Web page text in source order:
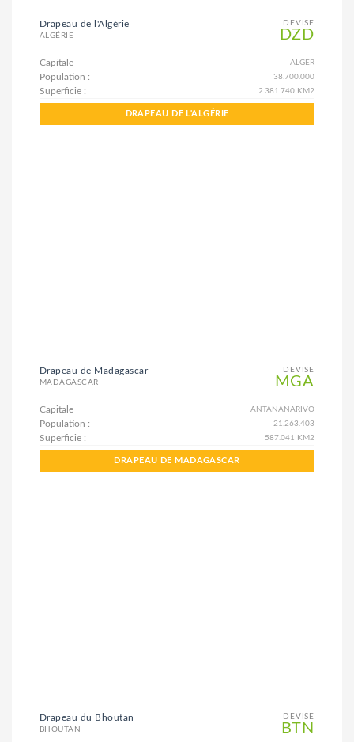
DEVISE
DZD
Drapeau de l'Algérie
ALGÉRIE
Capitale ALGER
Population : 38.700.000
Superficie : 2.381.740 KM2
DRAPEAU DE L'ALGÉRIE
DEVISE
MGA
Drapeau de Madagascar
MADAGASCAR
Capitale ANTANANARIVO
Population : 21.263.403
Superficie : 587.041 KM2
DRAPEAU DE MADAGASCAR
DEVISE
BTN
Drapeau du Bhoutan
BHOUTAN